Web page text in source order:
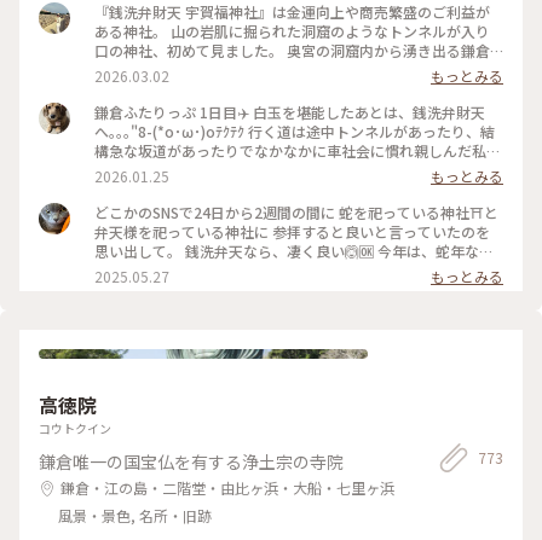
『銭洗弁財天 宇賀福神社』は金運向上や商売繁盛のご利益が
ある神社。 山の岩肌に掘られた洞窟のようなトンネルが入り
口の神社、初めて見ました。 奥宮の洞窟内から湧き出る鎌倉
五名水のひとつ「銭洗水」でお金を洗うと 何倍にも増えて戻
ってくると信じられています。 現金持ち歩かないので、その場
で 旦那さんに恵んでもらった1,000円札と100円玉を洗いまし
た。 意味あるかな。 ✒︎ 源頼朝が夢のお告げで発見した洞窟の
清水が由来。 北条時頼もこの神を敬い自ら銭を洗って祈り、
いつしか銭洗いの水と呼ばれるように。 御祭神は水の神、市
杵島姫命（いちきしまひめのみこと）。 🐾 茶房 雲母の前の道
をさらに10分ほど進んだ先にあります。 鎌倉駅西口から歩い
て20分ほど。 #銭洗弁財天#神奈川#鎌倉#日本遺産#銭洗弁財
天宇賀福神社#はじめての鎌倉#全決の熱が冷めない#狛犬
2026.03.02
もっとみる
鎌倉ふたりっぷ 1日目✈️ 白玉を堪能したあとは、銭洗弁財天
へ｡｡｡"8-(*o･ω･)oﾃｸﾃｸ 行く道は途中トンネルがあったり、結
構急な坂道があったりでなかなかに車社会に慣れ親しんだ私た
ちにはハードモード(((;°▽°))💦 最後にかなりな上り坂ですっか
り折れた心を奮い立たせ何とか無事到着(〃´o｀)ﾌｩ… 参拝し
て、もちろんお金を少し洗い、お守り等を頂いたあとは大仏様
に会いに行きました😊 運良く、銭洗弁財天を出た時にタクシ
ー🚕が止まったので、すかさず捕まえ無事乗車。 楽ちんで高
徳院へ向かいました。 親切な運転手さんに生き方を教えても
らい、迷うことなく到着🙌 初めてお会いする鎌倉の大仏様
てお参りを済ませ、お次は憧れの江ノ電に乗って次の目的地へ
寺
2026.01.25
もっとみる
どこかのSNSで24日から2週間の間に 蛇を祀っている神社⛩️と
弁天様を祀っている神社に 参拝すると良いと言っていたのを
思い出して。 銭洗弁天なら、凄く良い🙆🆗 今年は、蛇年なの
で来なければと思っていたので 丁度のタイミングと思って参
拝出来ました❣️ #神社 #銭洗弁天 #巳年 #弁天様 #鎌倉
2025.05.27 もっとみる
高徳院
コウトクイン
鎌倉唯一の国宝仏を有する浄土宗の寺院
鎌倉・江の島・二階堂・由比ヶ浜・大船・七里ヶ浜
風景・景色, 名所・旧跡
773